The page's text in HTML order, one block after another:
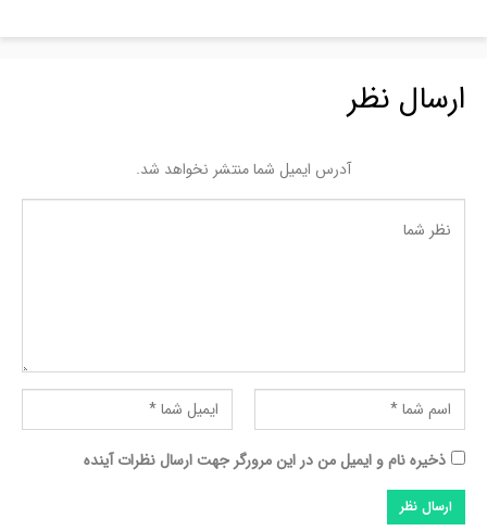
ارسال نظر
آدرس ایمیل شما منتشر نخواهد شد.
ذخیره نام و ایمیل من در این مرورگر جهت ارسال نظرات آینده